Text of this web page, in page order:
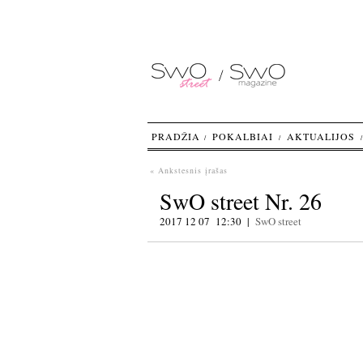
« Ankstesnis įrašas
SwO street Nr. 26
2017 12 07 12:30 | SwO street
PRADŽIA POKALBIAI AKTUALIJOS